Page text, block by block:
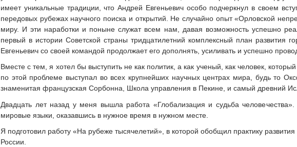
имеет уникальные традиции, что Андрей Евгеньевич особо подчеркнул в своем
передовых рубежах научного поиска и открытий. Не случайно опыт «Орловской
миру. И эти наработки и поныне служат всем нам, давая возможность успешно
первый в истории Советской страны тридцатилетний комплексный план развития
Евгеньевич со своей командой продолжает его дополнять, усиливать и успешно
Вместе с тем, я хотел бы выступить не как политик, а как ученый, как человек,
по этой проблеме выступал во всех крупнейших научных центрах мира, будь то
знаменитая французская Сорбонна, Школа управления в Пекине, и самый древний
Двадцать лет назад у меня вышла работа «Глобализация и судьба
мировые языки, оказавшись в нужное время в нужном месте.
Я подготовил работу «На рубеже тысячелетий», в которой обобщил практику
России.